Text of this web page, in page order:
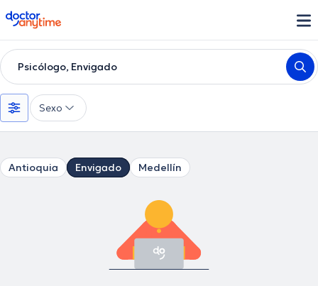
doctoranytime
Psicólogo, Envigado
Sexo
Antioquia Envigado Medellín